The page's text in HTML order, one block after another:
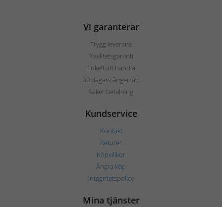
Vi garanterar
Trygg leverans
Kvalitetsgaranti
Enkelt att handla
30 dagars ångerrätt
Säker betalning
Kundservice
Kontakt
Returer
Köpvillkor
Ångra köp
Integritetspolicy
Mina tjänster